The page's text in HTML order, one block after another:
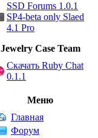
SSD Forums 1.0.1
SP4-beta only Slaed
4.1 Pro
Jewelry Сase Team
Скачать Ruby Chat
0.1.1
Меню
Главная
Форум